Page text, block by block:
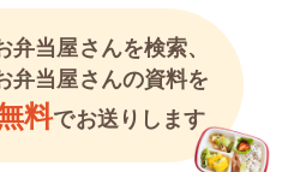
弁当屋さんを検索、
弁当屋さんの資料を
料でお送りします